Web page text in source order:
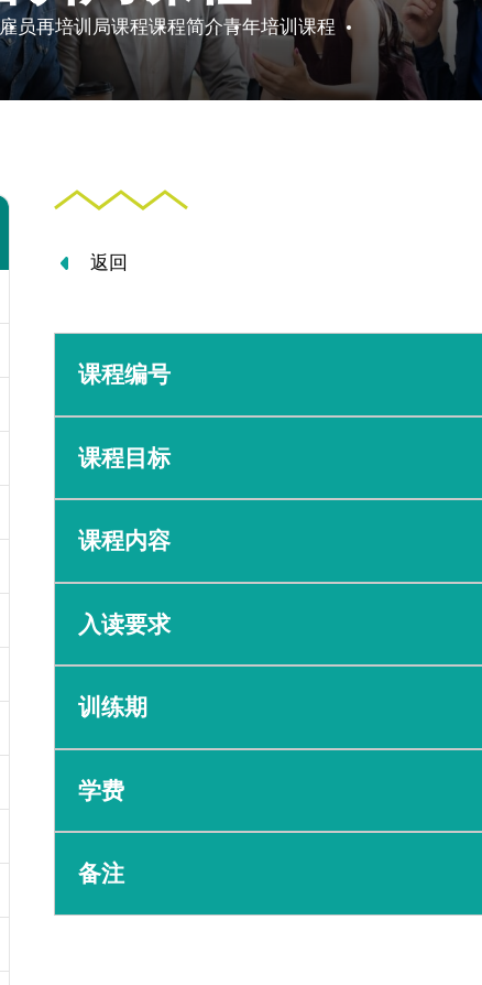
雇员再培训局课程课程简介青年培训课程
返回
课程编号
课程目标
课程内容
入读要求
训练期
学费
备注